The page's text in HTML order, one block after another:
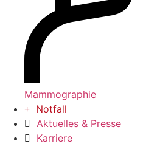
Mammographie
Notfall
Aktuelles & Presse
Karriere